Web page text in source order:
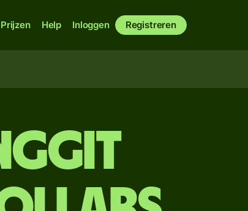
Prijzen Help Inloggen Registreren